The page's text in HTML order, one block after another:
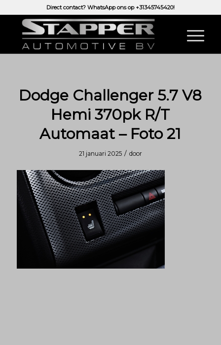
Direct contact? WhatsApp ons op +31345745420!
Dodge Challenger 5.7 V8
Hemi 370pk R/T
Automaat – Foto 21
21 januari 2025 / door